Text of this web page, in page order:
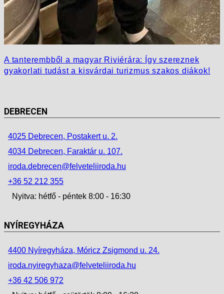
A tanterembből a magyar Riviérára: Így szereznek
gyakorlati tudást a kisvárdai turizmus szakos diákok!
DEBRECEN
4025 Debrecen, Postakert u. 2.
4034 Debrecen, Faraktár u. 107.
iroda.debrecen@felveteliiroda.hu
+36 52 212 355
Nyitva: hétfő - péntek 8:00 - 16:30
NYÍREGYHÁZA
4400 Nyíregyháza, Móricz Zsigmond u. 24.
iroda.nyiregyhaza@felveteliiroda.hu
+36 42 506 972